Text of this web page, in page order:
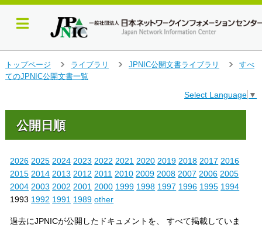
イ
ン
トップページ
＞
ライブラリ
JPNIC公開文書ライブラリ
すべ
てのJPNIC公開文書一覧
Select Language ▼
公開日順
2026 2025 2024 2023 2022 2021 2020 2019 2018 2017 2016
2015 2014 2013 2012 2011 2010 2009 2008 2007 2006 2005
2004 2003 2002 2001 2000 1999 1998 1997 1996 1995 1994
1993 1992 1991 1989 other
過去にJPNICが公開したドキュメントを、 すべて掲載していま